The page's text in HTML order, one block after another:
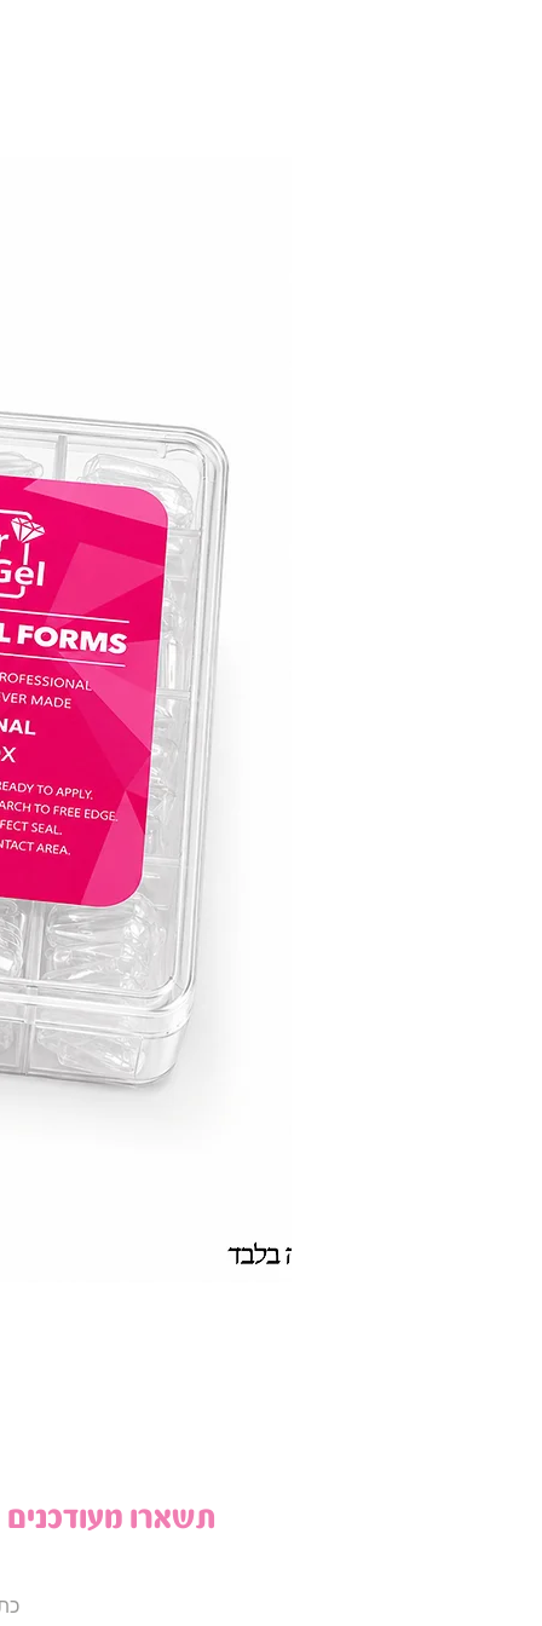
תשארו מעודכנים